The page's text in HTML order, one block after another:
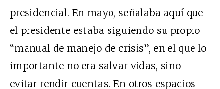
presidencial. En mayo, señalaba aquí que
el presidente estaba siguiendo su propio
“manual de manejo de crisis”, en el que lo
importante no era salvar vidas, sino
evitar rendir cuentas. En otros espacios